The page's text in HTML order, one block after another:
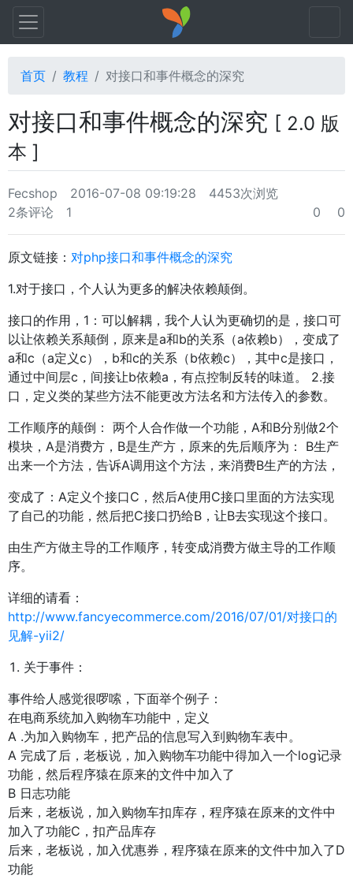
首页 教程 对接口和事件概念的深究
对接口和事件概念的深究 [ 2.0 版
本 ]
Fecshop 2016-07-08 09:19:28
4453次浏览
2条评论
1 0 0
原文链接： 对php接口和事件概念的深究
1.对于接口，个人认为更多的解决依赖颠倒。
接口的作用，1：可以解耦，我个人认为更确切的是，接口可
以让依赖关系颠倒，原来是a和b的关系（a依赖b），变成了
a和c（a定义c），b和c的关系（b依赖c），其中c是接口，
通过中间层c，间接让b依赖a，有点控制反转的味道。 2.接
口，定义类的某些方法不能更改方法名和方法传入的参数。
工作顺序的颠倒： 两个人合作做一个功能，A和B分别做2个
模块，A是消费方，B是生产方，原来的先后顺序为： B生产
出来一个方法，告诉A调用这个方法，来消费B生产的方法，
变成了：A定义个接口C，然后A使用C接口里面的方法实现
了自己的功能，然后把C接口扔给B，让B去实现这个接口。
由生产方做主导的工作顺序，转变成消费方做主导的工作顺
序。
详细的请看：
http://www.fancyecommerce.com/2016/07/01/对接口的
见解-yii2/
关于事件：
事件给人感觉很啰嗦，下面举个例子：
在电商系统加入购物车功能中，定义
A .为加入购物车，把产品的信息写入到购物车表中。
A 完成了后，老板说，加入购物车功能中得加入一个log记录
功能，然后程序猿在原来的文件中加入了
B 日志功能
后来，老板说，加入购物车扣库存，程序猿在原来的文件中
加入了功能C，扣产品库存
后来，老板说，加入优惠券，程序猿在原来的文件中加入了D
功能